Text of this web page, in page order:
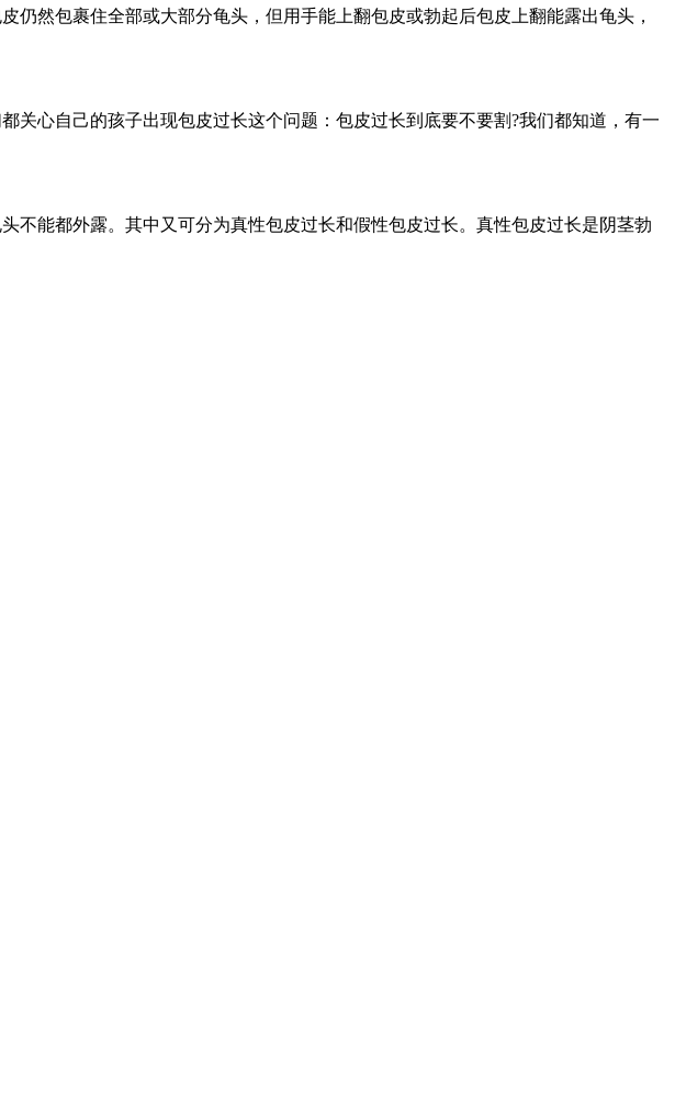
然包裹住全部或大部分龟头，但用手能上翻包皮或勃起后包皮上翻能露出龟头，
关心自己的孩子出现包皮过长这个问题：包皮过长到底要不要割?我们都知道，有一
不能都外露。其中又可分为真性包皮过长和假性包皮过长。真性包皮过长是阴茎勃